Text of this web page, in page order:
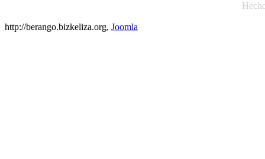
http://berango.bizkeliza.org, Joomla